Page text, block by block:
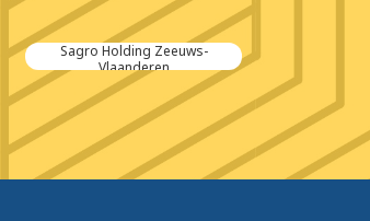
Sagro Holding Zeeuws-
Vlaanderen